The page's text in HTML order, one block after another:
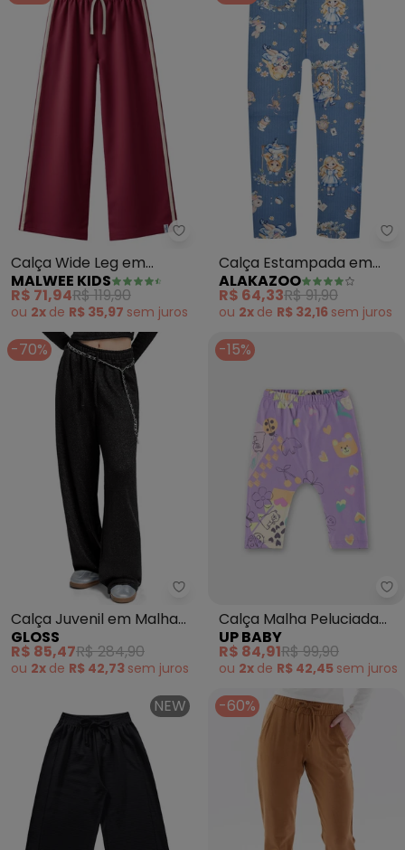
Malwee Kids - Calça Wide Leg
Calça Wide Leg em
Cotton (Bordô)
MALWEE KIDS
R$ 71,94R$ 119,90
ou 2x de R$ 35,97 sem juros
Calça Estampada em
Malha Soft (Azul)
ALAKAZOO
R$ 64,33R$ 91,90
ou 2x de R$ 32,16 sem juros
-70%
Gloss - Calça Juvenil em
Calça Juvenil em Malha
Lurex (Preto)
GLOSS
R$ 85,47R$ 284,90
ou 2x de R$ 42,73 sem juros
-15%
Calça Malha Peluciada
Roxo
UP BABY
R$ 84,91R$ 99,90
ou 2x de R$ 42,45 sem juros
NEW -60%